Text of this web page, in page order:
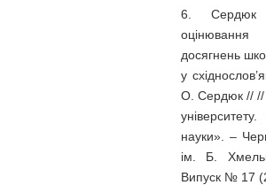
6.
досягнень
у
О. Сердюк // //
науки». –
ім. Б.
Випуск № 17